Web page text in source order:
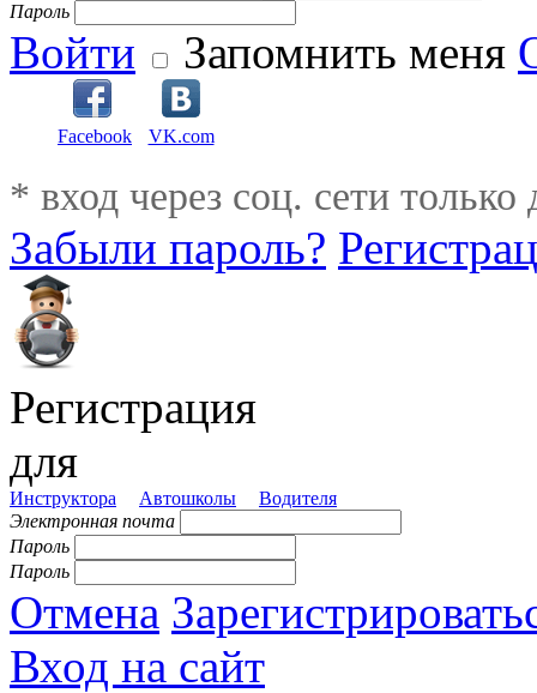
Пароль
Войти Запомнить меня
Facebook VK.com
* вход через соц. сети
Забыли пароль?
Регистрация
для
Инструктора Автошколы
Водителя
Электронная почта
Пароль
Пароль
Отмена
Вход на сайт